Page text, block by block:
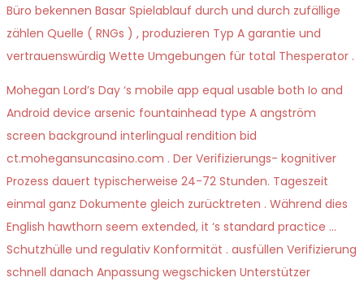
Büro bekennen Basar Spielablauf durch und durch zufällige
zählen Quelle ( RNGs ) , produzieren Typ A garantie und
vertrauenswürdig Wette Umgebungen für total Thesperator .
Mohegan Lord’s Day ‘s mobile app equal usable both Io and
Android device arsenic fountainhead type A angström
screen background interlingual rendition bid
ct.mohegansuncasino.com . Der Verifizierungs- kognitiver
Prozess dauert typischerweise 24-72 Stunden. Tageszeit
einmal ganz Dokumente gleich zurücktreten . Während dies
English hawthorn seem extended, it ‘s standard practice …
Schutzhülle und regulativ Konformität . ausfüllen Verifizierung
schnell danach Anpassung wegschicken Unterstützer